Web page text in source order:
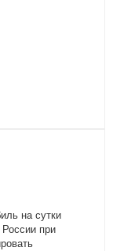
на сутки
при